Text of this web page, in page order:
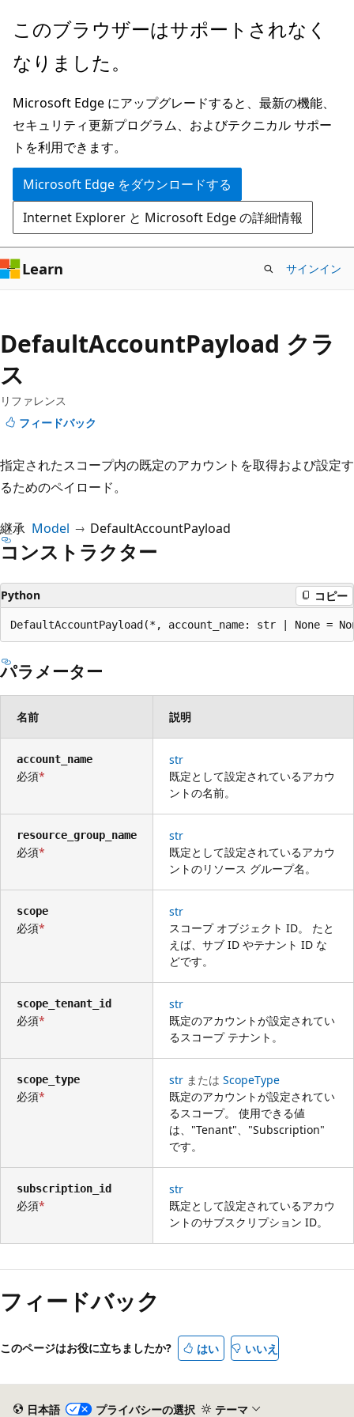
メ
ン
ン
テ
ン
ツ
に
ス
キ
ッ
プ
ペ
ジ
ナ
ビ
ゲ
ー
シ
ョ
ン
に
ス
ッ
プ
このブラウザーはサポートされなく
なりました。
Microsoft Edge にアップグレードすると、最新の機能、
セキュリティ更新プログラム、およびテクニカル サポー
トを利用できます。
Microsoft Edge をダウンロードする
Internet Explorer と Microsoft Edge の詳細情報
Learn サインイン
DefaultAccountPayload クラ
ス
リファレンス
フィードバック
指定されたスコープ内の既定のアカウントを取得および設定す
るためのペイロード。
継承 Model DefaultAccountPayload
コンストラクター
Python コピー
DefaultAccountPayload(*, account_name: str | None =
パラメーター
名前 説明
account_name
必須
str
既定として設定されているアカウ
ントの名前。
resource_group_name
必須
str
既定として設定されているアカウ
ントのリソース グループ名。
scope
必須
str
スコープ オブジェクト ID。 たと
えば、サブ ID やテナント ID な
どです。
scope_tenant_id
必須
str
既定のアカウントが設定されてい
るスコープ テナント。
scope_type
必須
str または ScopeType
既定のアカウントが設定されてい
るスコープ。 使用できる値
は、"Tenant"、"Subscription"
です。
subscription_id
必須
str
既定として設定されているアカウ
ントのサブスクリプション ID。
取
モ
ド
フィードバック
このページはお役に立ちましたか? はい いいえ
日本語 プライバシーの選択 テーマ